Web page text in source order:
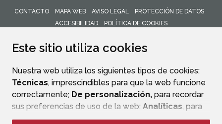
Este sitio utiliza cookies
Nuestra web utiliza los siguientes tipos de cookies:
Técnicas, imprescindibles para que la web funcione
correctamente; De personalización, para recordar
sus preferencias de uso de la web; Analíticas, para
mejorar el funcionamiento de la web y sus servicios.
CONTACTO MAPA WEB AVISO LEGAL
PROTECCIÓN DE DATOS
ACCESIBILIDAD
POLÍTICA DE COOKIES